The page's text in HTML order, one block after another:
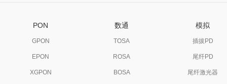
PON
GPON
EPON
XGPON
数通
TOSA
ROSA
BOSA
模拟
插拔PD
尾纤PD
尾纤激光器